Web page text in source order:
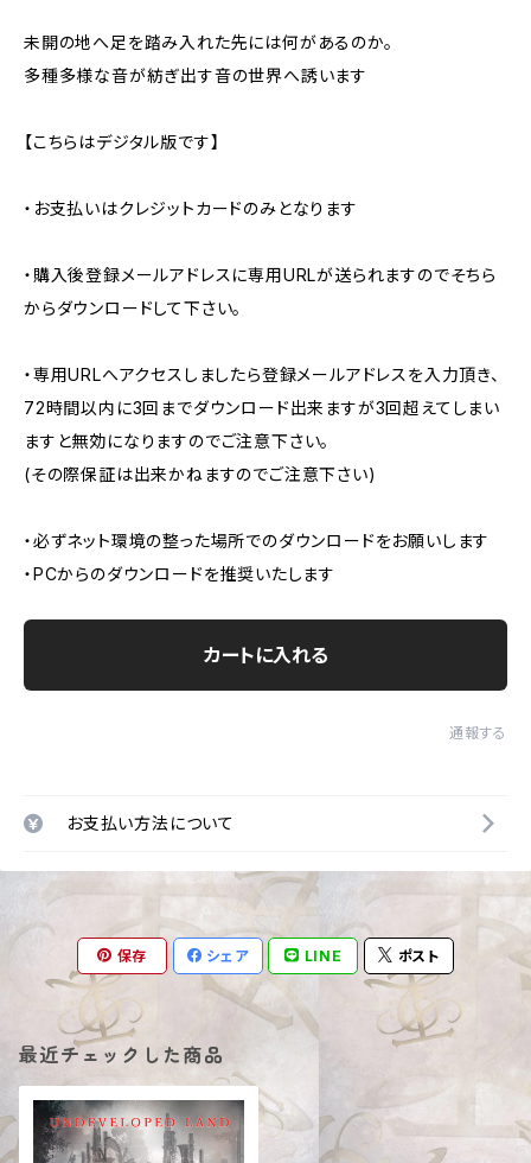
未開の地へ足を踏み入れた先には何があるのか。
多種多様な音が紡ぎ出す音の世界へ誘います
【こちらはデジタル版です】
・お支払いはクレジットカードのみとなります
・購入後登録メールアドレスに専用URLが送られますのでそちら
からダウンロードして下さい。
・専用URLへアクセスしましたら登録メールアドレスを入力頂き、
72時間以内に3回までダウンロード出来ますが3回超えてしまい
ますと無効になりますのでご注意下さい。
(その際保証は出来かねますのでご注意下さい)
・必ずネット環境の整った場所でのダウンロードをお願いします
・PCからのダウンロードを推奨いたします
カートに入れる
通報する
お支払い方法について
保存 シェア LINE ポスト
最近チェックした商品